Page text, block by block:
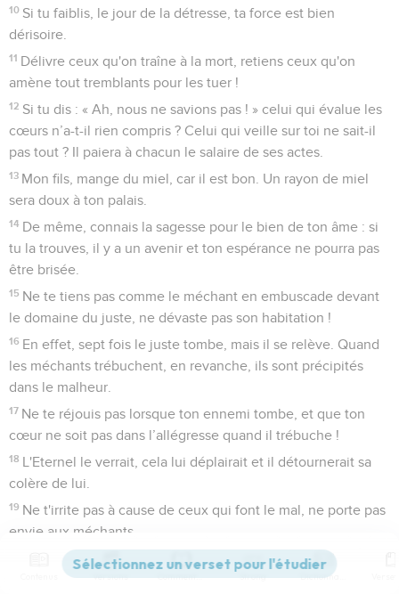
10 Si tu faiblis, le jour de la détresse, ta force est bien
dérisoire.
11 Délivre ceux qu'on traîne à la mort, retiens ceux qu'on
amène tout tremblants pour les tuer !
12 Si tu dis : « Ah, nous ne savions pas ! » celui qui évalue les
cœurs n’a-t-il rien compris ? Celui qui veille sur toi ne sait-il
pas tout ? Il paiera à chacun le salaire de ses actes.
13 Mon fils, mange du miel, car il est bon. Un rayon de miel
sera doux à ton palais.
14 De même, connais la sagesse pour le bien de ton âme : si
tu la trouves, il y a un avenir et ton espérance ne pourra pas
être brisée.
15 Ne te tiens pas comme le méchant en embuscade devant
le domaine du juste, ne dévaste pas son habitation !
16 En effet, sept fois le juste tombe, mais il se relève. Quand
les méchants trébuchent, en revanche, ils sont précipités
dans le malheur.
17 Ne te réjouis pas lorsque ton ennemi tombe, et que ton
cœur ne soit pas dans l’allégresse quand il trébuche !
18 L'Eternel le verrait, cela lui déplairait et il détournerait sa
colère de lui.
19 Ne t'irrite pas à cause de ceux qui font le mal, ne porte pas
envie aux méchants,
car il n'y a pas d'avenir pour celui qui fait le mal, la lampe
des méchants s'éteindra.
Versions Commentaires Strong